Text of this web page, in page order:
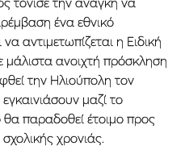
ένα εθνικό
αντιμετωπίζεται η Ειδική
ανοιχτή πρόσκληση
την Ηλιούπολη τον
μαζί το
παραδοθεί έτοιμο προς
χρονιάς.